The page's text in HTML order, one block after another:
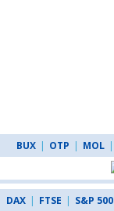
BUX | OTP | MOL |
DAX | FTSE | S&P 500